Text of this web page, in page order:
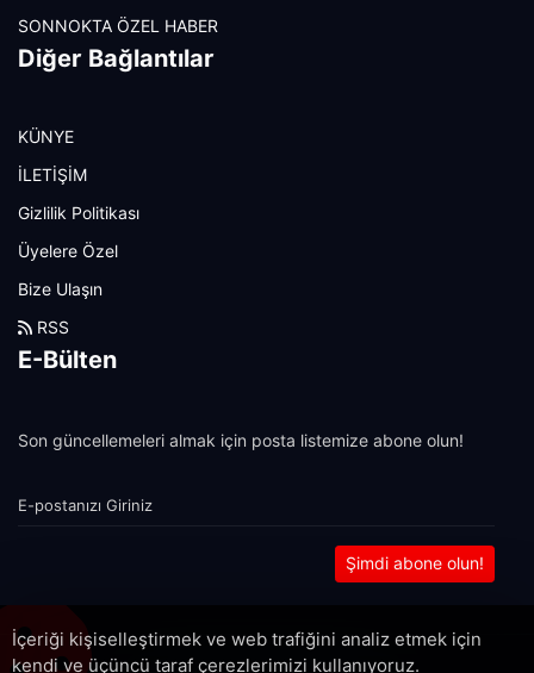
SONNOKTA ÖZEL HABER
Diğer Bağlantılar
KÜNYE
İLETİŞİM
Gizlilik Politikası
Üyelere Özel
Bize Ulaşın
RSS
E-Bülten
Son güncellemeleri almak için posta listemize abone olun!
Şimdi abone olun!
İçeriği kişiselleştirmek ve web trafiğini analiz etmek için
kendi ve üçüncü taraf çerezlerimizi kullanıyoruz.